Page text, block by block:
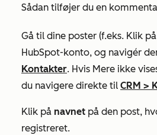
Sådan tilføjer du en
Gå til dine poster (f.eks. Klik på
HubSpot-konto, og navigér
Kontakter. Hvis Mere ikke
du navigere direkte til CRM >
Klik på navnet på den post,
registreret.